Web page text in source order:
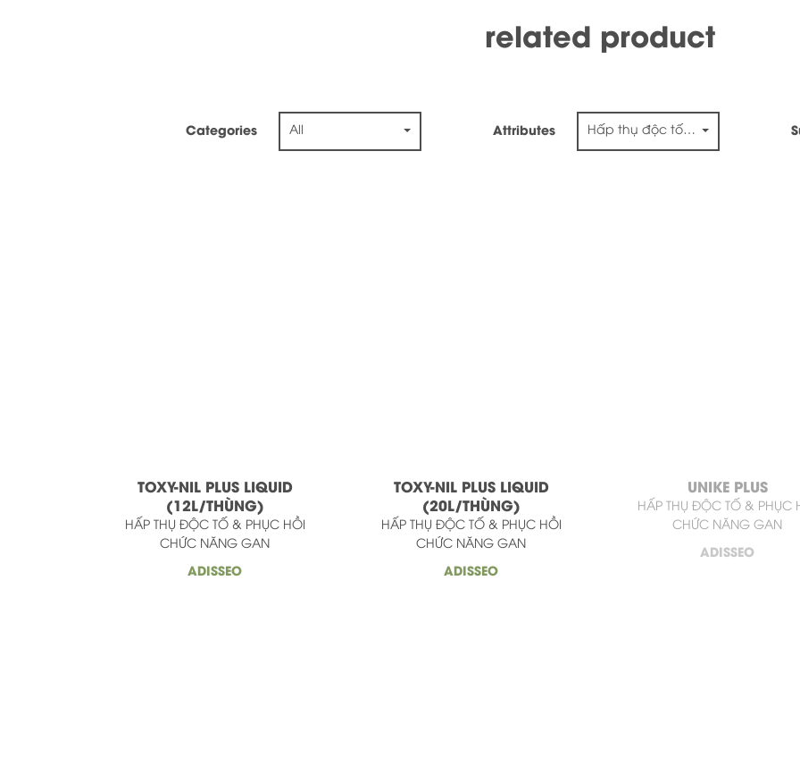
related product
Categories All Attributes Hấp thụ độc tố & phục hồi chức
TOXY-NIL PLUS LIQUID
(12L/THÙNG)
HẤP THỤ ĐỘC TỐ & PHỤC HỒI
CHỨC NĂNG GAN
ADISSEO
TOXY-NIL PLUS LIQUID
(20L/THÙNG)
HẤP THỤ ĐỘC TỐ & PHỤC HỒI
CHỨC NĂNG GAN
ADISSEO
UNIKE PLUS
HẤP THỤ ĐỘC TỐ & PHỤC
CHỨC NĂNG GAN
ADISSEO